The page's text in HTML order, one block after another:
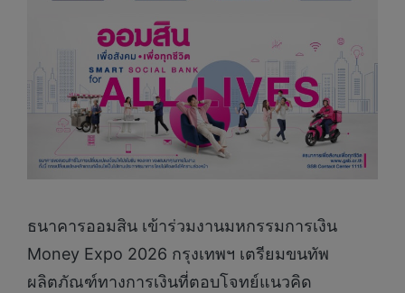
ธนาคารออมสิน เข้าร่วมงานมหกรรมการเงิน
Money Expo 2026 กรุงเทพฯ เตรียมขนทัพ
ผลิตภัณฑ์ทางการเงินที่ตอบโจทย์แนวคิด